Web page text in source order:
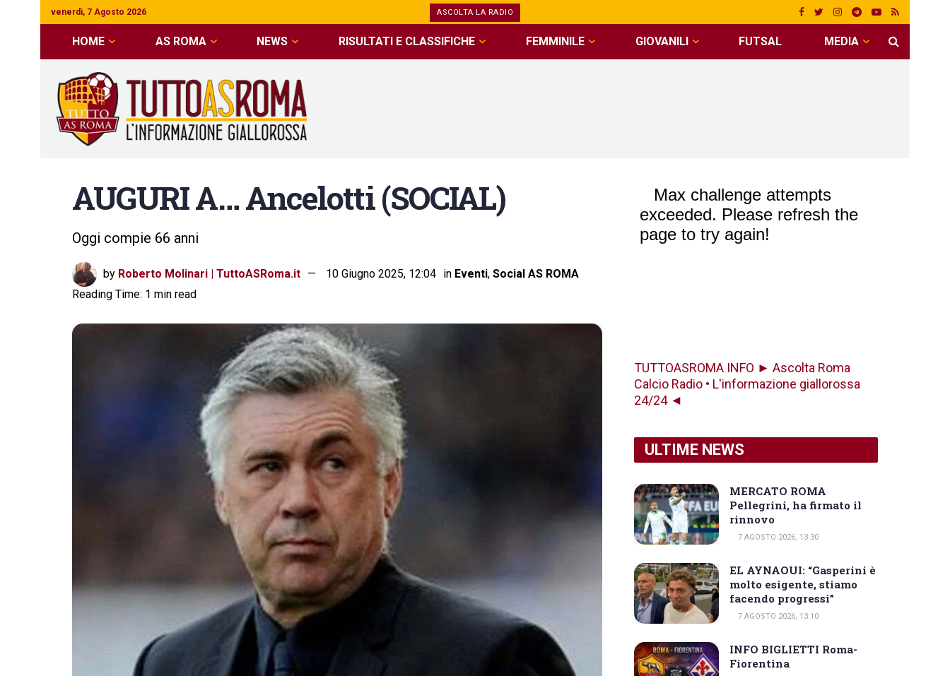
venerdì, 7 Agosto 2026 ASCOLTA LA RADIO
HOME AS ROMA NEWS RISULTATI E CLASSIFICHE FEMMINILE GIOVANILI FUTSAL MEDIA
AUGURI A… Ancelotti (SOCIAL)
Oggi compie 66 anni
by Roberto Molinari | TuttoASRoma.it 10 Giugno 2025, 12:04 in Eventi, Social AS ROMA
Reading Time: 1 min read
TUTTOASROMA INFO ► Ascolta Roma
Calcio Radio • L'informazione giallorossa
24/24 ◄
ULTIME NEWS
MERCATO ROMA
Pellegrini, ha firmato il
rinnovo
7 AGOSTO 2026, 13:30
EL AYNAOUI: “Gasperini è
molto esigente, stiamo
facendo progressi”
7 AGOSTO 2026, 13:10
INFO BIGLIETTI Roma-
Fiorentina